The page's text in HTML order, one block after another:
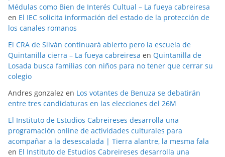
Médulas como Bien de Interés Cultual – La fueya cabreiresa
en El IEC solicita información del estado de la protección de
los canales romanos
El CRA de Silván continuará abierto pero la escuela de
Quintanilla cierra – La fueya cabreiresa en Quintanilla de
Losada busca familias con niños para no tener que cerrar su
colegio
Andres gonzalez en Los votantes de Benuza se debatirán
entre tres candidaturas en las elecciones del 26M
El Instituto de Estudios Cabreireses desarrolla una
programación online de actividades culturales para
acompañar a la desescalada | Tierra alantre, la mesma fala
en El Instituto de Estudios Cabreireses desarrolla una